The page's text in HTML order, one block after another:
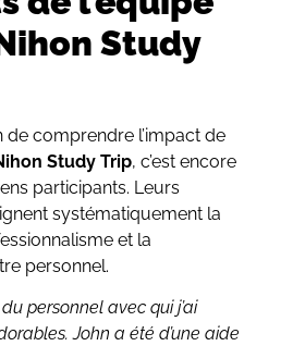
Study
de comprendre l’impact de
Study Trip, c’est encore
participants. Leurs
systématiquement la
et la
personnel.
personnel avec qui j’ai
John a été d’une aide